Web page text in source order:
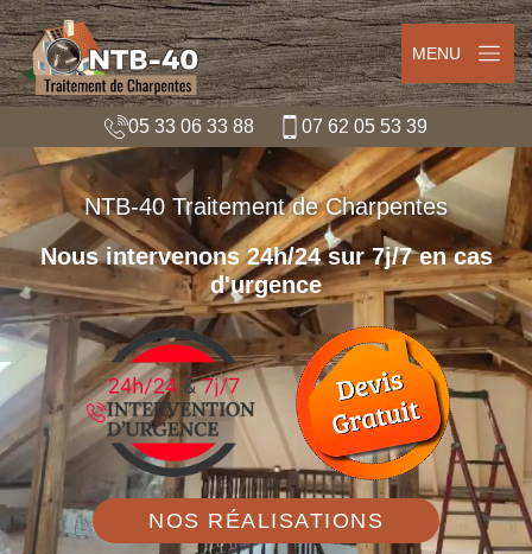
MENU
05 33 06 33 88 07 62 05 53 39
NTB-40 Traitement de Charpentes
Nous intervenons 24h/24 sur 7j/7 en cas
d'urgence
NOS RÉALISATIONS